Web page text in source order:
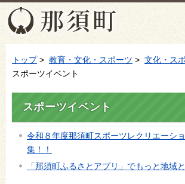
トップ> 教育・文化・スポーツ > 文化・ス
スポーツイベント
スポーツイベント
令和８年度那須町スポーツレクリエーシ
集！！
「那須町ふるさとアプリ」でもっと地域